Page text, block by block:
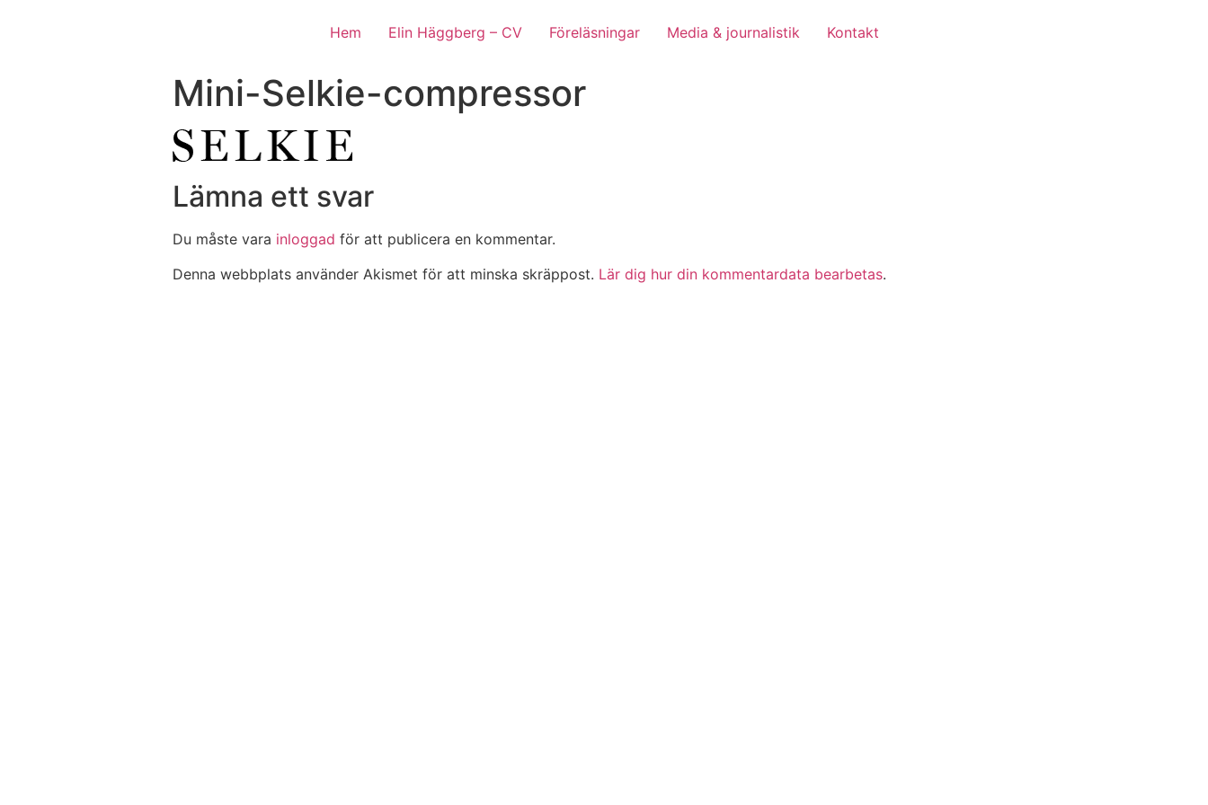
Hem Elin Häggberg – CV Föreläsningar Media & journalistik Kontakt
Mini-Selkie-compressor
Lämna ett svar
Du måste vara inloggad för att publicera en kommentar.
Denna webbplats använder Akismet för att minska skräppost. Lär dig hur din kommentardata bearbetas.